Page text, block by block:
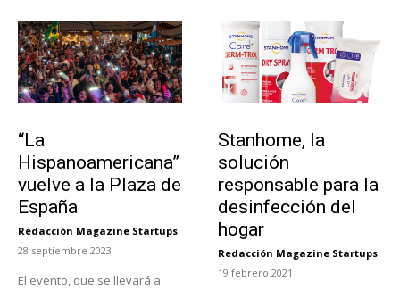
“La
Hispanoamericana”
vuelve a la Plaza de
España
Redacción Magazine Startups
-
28 septiembre 2023
El evento, que se llevará a
Stanhome, la
solución
responsable para la
desinfección del
hogar
Redacción Magazine Startups
-
19 febrero 2021